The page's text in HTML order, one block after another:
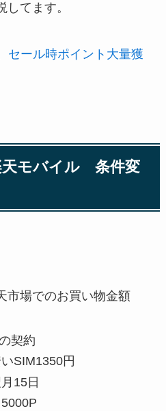
てます。
セール時ポイント大量獲
モバイル 条件変
市場でのお買い物金額
契約
SIM1350円
15日